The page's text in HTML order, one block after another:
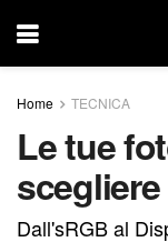
Home TECNICA
Le tue
Dall'sRGB al